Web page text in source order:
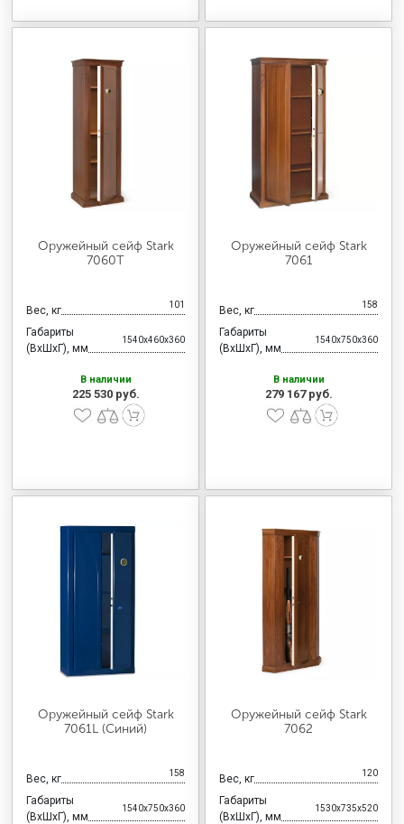
Оружейный сейф Stark
7060T
Вес, кг 101
Габариты
(ВхШхГ), мм
1540x460x360
В наличии
225 530 руб.
Оружейный сейф Stark
7061
Вес, кг 158
Габариты
(ВхШхГ), мм
1540x750x360
В наличии
279 167 руб.
Оружейный сейф Stark
7061L (Синий)
Вес, кг 158
Габариты
(ВхШхГ), мм
1540x750x360
Оружейный сейф Stark
7062
Вес, кг 120
Габариты
(ВхШхГ), мм
1530x735x520